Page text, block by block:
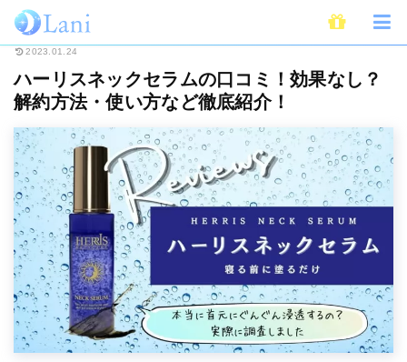
ホーム Beauty ハーリスネックセラムの口コミ！
2023.01.24
ハーリスネックセラムの口コミ！効果なし？
解約方法・使い方など徹底紹介！